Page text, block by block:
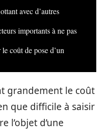
avec d’autres
importants à ne pas
coût de pose d’un
grandement le coût
que difficile à saisir
l’objet d’une